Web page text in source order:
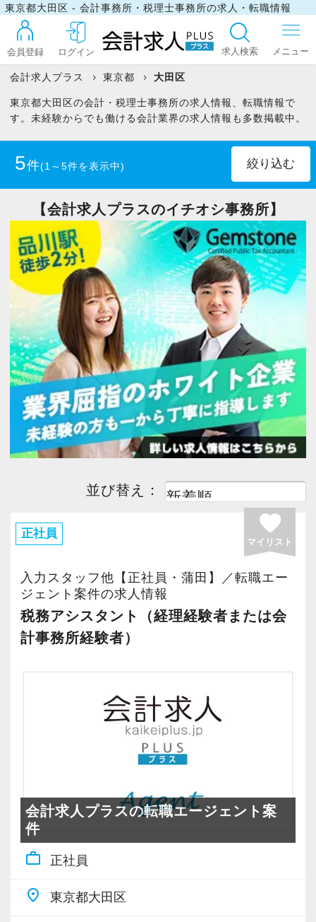
東京都大田区 - 会計事務所・税理士事務所の求人・転職情報
会員登録 ログイン 求人検索
ログイン
最近見た求人
マイリスト
お問い合わせ
今すぐ会員登録
PC版サイトを見る
採用ご担当者様
会計求人プラス 東京都 大田区
東京都大田区の会計・税理士事務所の求人情報、転職情報で
す。未経験からでも働ける会計業界の求人情報も多数掲載中。
5件(1～5件を表示中)
正社員(5)
税理士(2)
税理士科目合格者(未登録)(2)
税理士科目一部合格者 (2) 日商簿記1級(1)
日商簿記2級(4) 日商簿記3級(1)
税理士法人(5)
【会計求人プラスのイチオシ事務所】
並び替え：
正社員 favorite
マイリスト
入力スタッフ他【正社員・蒲田】／転職エー
ジェント案件の求人情報
税務アシスタント（経理経験者または会
計事務所経験者）
会計求人プラスの転職エージェント案
件
work_outline 正社員
place 東京都大田区